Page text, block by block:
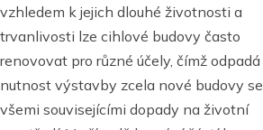
vzhledem k jejich dlouhé životnosti a
trvanlivosti lze cihlové budovy často
renovovat pro různé účely, čímž odpadá
nutnost výstavby zcela nové budovy se
všemi souvisejícími dopady na životní